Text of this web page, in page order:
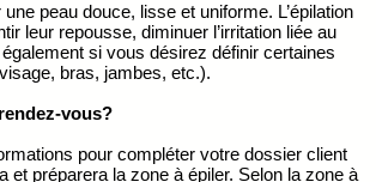
peau douce, lisse et uniforme. L’épilation
leur repousse, diminuer l’irritation liée au
si vous désirez définir certaines
bras, jambes, etc.).
vous?
pour compléter votre dossier client
préparera la zone à épiler. Selon la zone à